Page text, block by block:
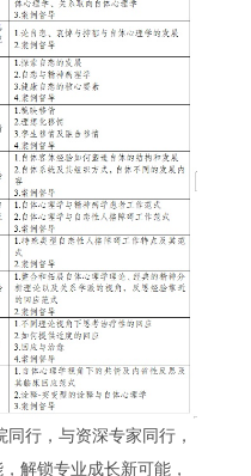
行，与资深专家同行，
解锁专业成长新可能，